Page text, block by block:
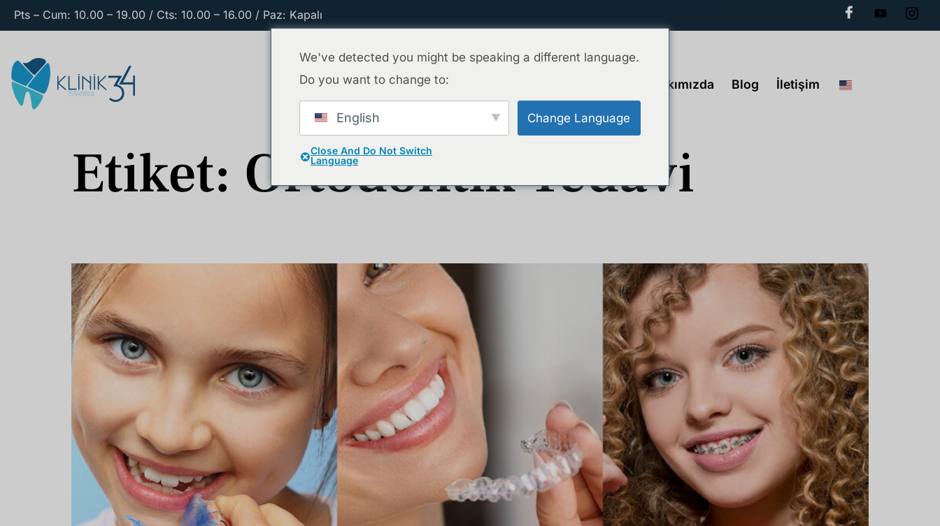
Pts – Cum: 10.00 – 19.00 / Cts: 10.00 – 16.00 / Paz: Kapalı
Ana Sayfa Hakkımızda Blog İletişim
Etiket: Ortodontik Tedavi
We've detected you might be speaking a different language.
Do you want to change to:
English Change Language
Close And Do Not Switch
Language